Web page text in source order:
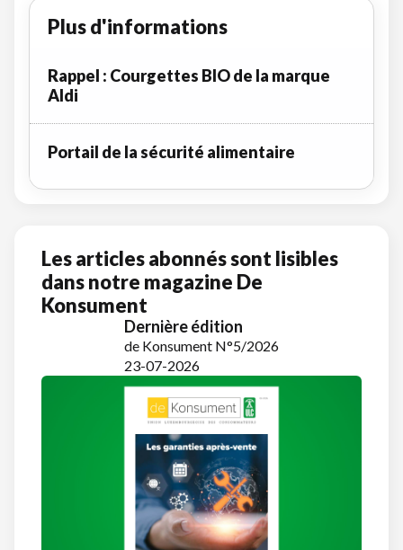
Plus d'informations
Rappel : Courgettes BIO de la marque
Aldi
Portail de la sécurité alimentaire
Les articles abonnés sont lisibles
dans notre magazine De
Konsument
Dernière édition
de Konsument N°5/2026
23-07-2026